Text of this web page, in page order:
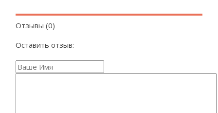
Отзывы (0)
Оставить отзыв: